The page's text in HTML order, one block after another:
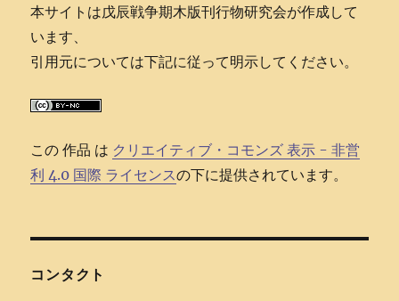
本サイトは戊辰戦争期木版刊行物研究会が作成して
います、
引用元については下記に従って明示してください。
この 作品 は クリエイティブ・コモンズ 表示 - 非営
利 4.0 国際 ライセンスの下に提供されています。
コンタクト